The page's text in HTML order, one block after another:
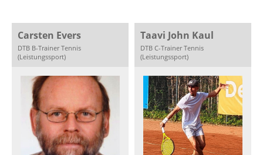
Carsten Evers
DTB B-Trainer Tennis
(Leistungssport)
Taavi John Kaul
DTB C-Trainer Tennis
(Leistungssport)